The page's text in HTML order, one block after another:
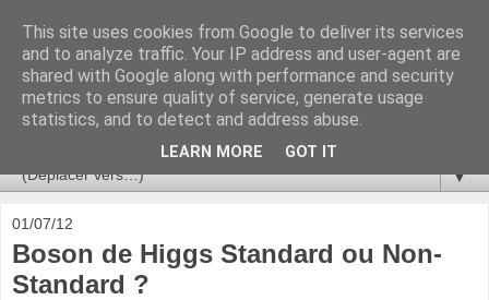
Ça se passe là haut
Astronomie, Astrophysique, Astroparticules, Cosmologie.
L'infini se contemple, indéfiniment. ISSN 2272-5768
▼
01/07/12
Boson de Higgs Standard ou Non-
Standard ?
This site uses cookies from Google to deliver its services
and to analyze traffic. Your IP address and user-agent are
shared with Google along with performance and security
metrics to ensure quality of service, generate usage
statistics, and to detect and address abuse.
LEARN MORE GOT IT